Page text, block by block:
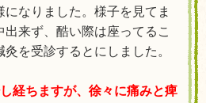
なりました。様子を見てま
出来ず、酷い際は座ってるこ
を受診するとにしました。
経ちますが、徐々に痛みと痺